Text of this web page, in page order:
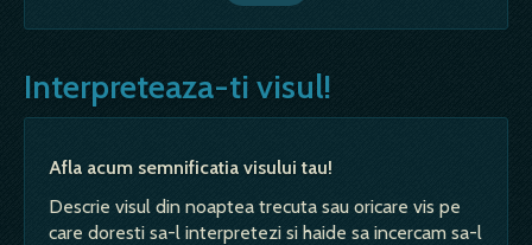
Interpreteaza-ti visul!
Afla acum semnificatia visului tau!
Descrie visul din noaptea trecuta sau oricare vis pe
care doresti sa-l interpretezi si haide sa incercam sa-l